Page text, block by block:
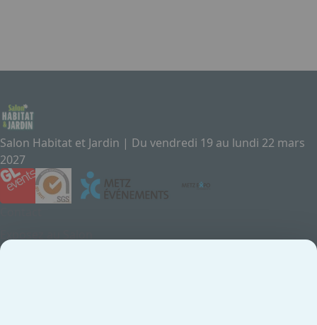
Salon Habitat et Jardin | Du vendredi 19 au lundi 22 mars
2027